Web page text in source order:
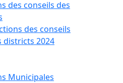
des conseils des
des conseils
districts 2024
Municipales